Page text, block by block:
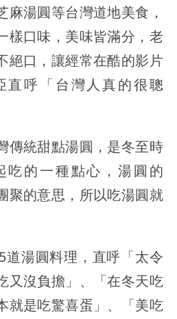
麻湯圓等台灣道地美食，
樣口味，美味皆滿分，老
絕口，讓經常在酷的影片
直呼「台灣人真的很聰
傳統甜點湯圓，是冬至時
吃的一種點心，湯圓的
聚的意思，所以吃湯圓就
道湯圓料理，直呼「太令
又沒負擔」、「在冬天吃
就是吃驚喜蛋」、「美吃